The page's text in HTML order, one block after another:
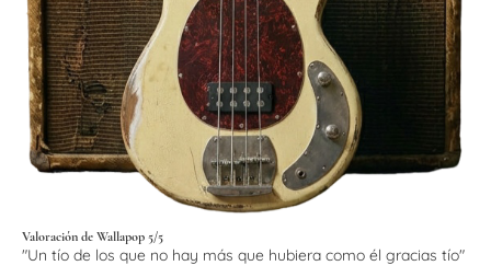
Valoración de Wallapop 5/5
"Un tío de los que no hay más que hubiera como él gracias tío"